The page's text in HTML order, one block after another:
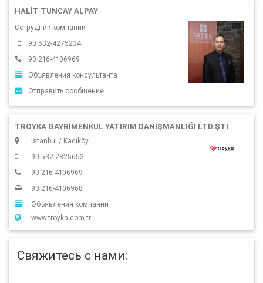
HALIT TUNCAY ALPAY
Сотрудник компании
90 532-4275234
90 216-4106969
Объявления консультанта
Отправить сообщение
TROYKA GAYRIMENKUL YATIRIM DANIŞMANLIĞI LTD.ŞTI
Istanbul / Kadıköy
90 532-2825653
90 216-4106969
90 216-4106968
Объявления компании
www.troyka.com.tr
Свяжитесь с нами: